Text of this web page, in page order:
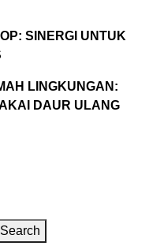
SINERGI UNTUK
LINGKUNGAN:
DAUR ULANG
Search